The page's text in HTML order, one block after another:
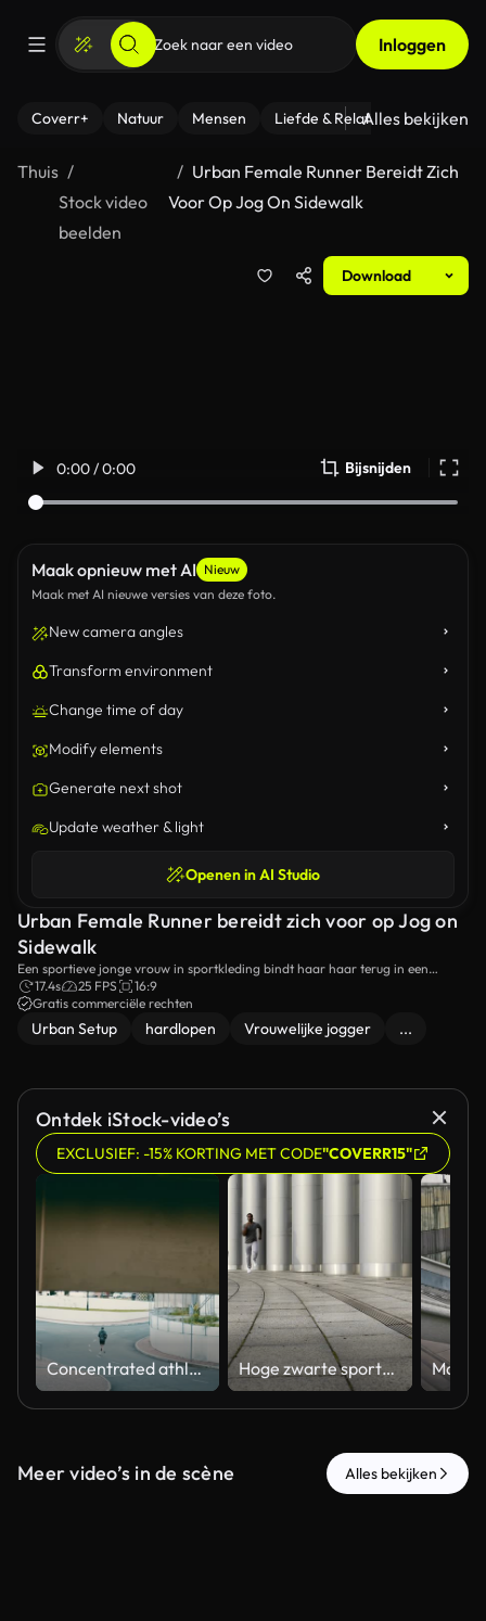
Inloggen
Coverr+ Natuur Mensen Liefde & Relaties - Fitness
Alles bekijken
Thuis
Stock video
beelden
Urban Female Runner Bereidt Zich
Voor Op Jog On Sidewalk
Download
0:00 / 0:00 Bijsnijden
Maak opnieuw met AI Nieuw
Maak met AI nieuwe versies van deze foto.
New camera angles
Transform environment
Change time of day
Modify elements
Generate next shot
Update weather & light
Openen in AI Studio
Urban Female Runner bereidt zich voor op Jog on
Sidewalk
Een sportieve jonge vrouw in sportkleding bindt haar haar terug in een
ponytail, zich voor te bereiden op een race in de stad.
17.4s 25 FPS
16:9
Gratis commerciële rechten
Urban Setup hardlopen Vrouwelijke jogger ...
Ontdek iStock-video’s
EXCLUSIEF: -15% KORTING MET CODE"COVERR15"
Concentrated athlete running down the road Hoge zwarte sportman opleiding voor marathon in vrije tijd, toegewijde concurrent
Meer video’s in de scène Alles bekijken